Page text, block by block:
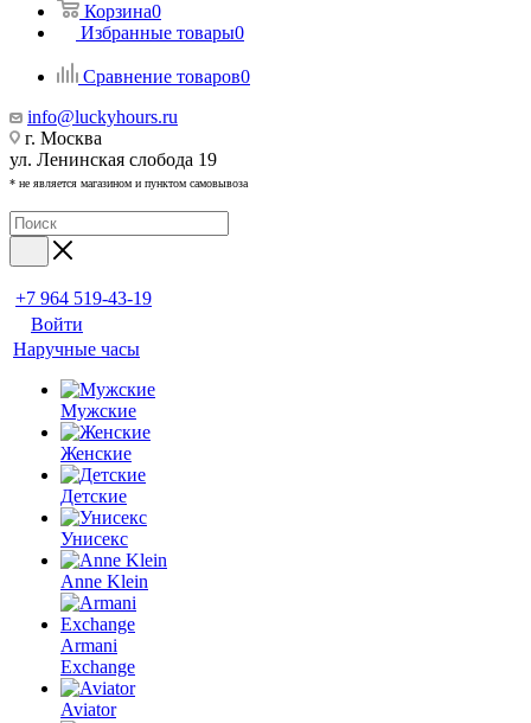
Корзина0
Избранные товары0
Сравнение товаров0
info@luckyhours.ru
г. Москва
ул. Ленинская слобода 19
* не является магазином и пунктом самовывоза
+7 964 519-43-19
Войти
Наручные часы
Мужские
Женские
Детские
Унисекс
Anne Klein
Armani
Exchange
Aviator